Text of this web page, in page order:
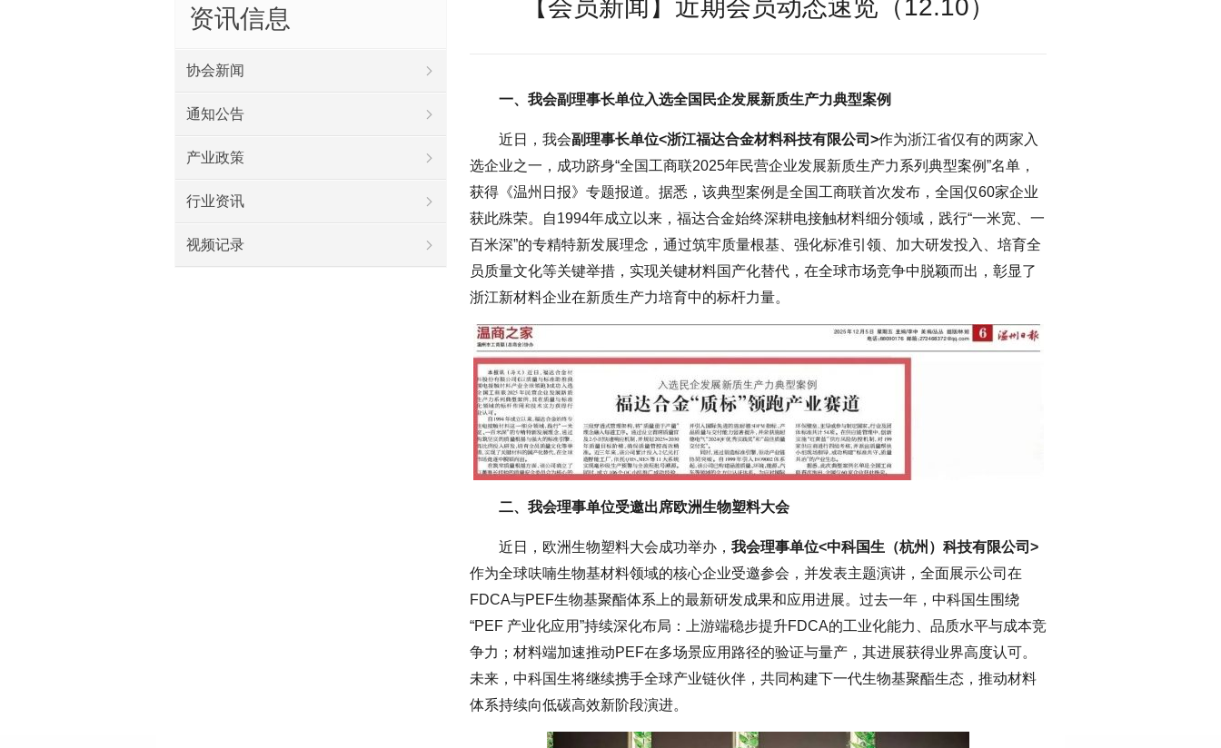
【会员新闻】近期会员动态速览（12.10）
一、我会副理事长单位入选全国民企发展新质生产力典型案例
近日，我会副理事长单位<浙江福达合金材料科技有限公司>作为浙江省仅有的两家入
选企业之一，成功跻身“全国工商联2025年民营企业发展新质生产力系列典型案例”名单，
获得《温州日报》专题报道。据悉，该典型案例是全国工商联首次发布，全国仅60家企业
获此殊荣。自1994年成立以来，福达合金始终深耕电接触材料细分领域，践行“一米宽、一
百米深”的专精特新发展理念，通过筑牢质量根基、强化标准引领、加大研发投入、培育全
员质量文化等关键举措，实现关键材料国产化替代，在全球市场竞争中脱颖而出，彰显了
浙江新材料企业在新质生产力培育中的标杆力量。
二、我会理事单位受邀出席欧洲生物塑料大会
近日，欧洲生物塑料大会成功举办， 我会理事单位<中科国生（杭州）科技有限公司>
作为全球呋喃生物基材料领域的核心企业受邀参会，并发表主题演讲，全面展示公司在
FDCA与PEF生物基聚酯体系上的最新研发成果和应用进展。过去一年，中科国生围绕
“PEF 产业化应用”持续深化布局：上游端稳步提升FDCA的工业化能力、品质水平与成本竞
争力；材料端加速推动PEF在多场景应用路径的验证与量产，其进展获得业界高度认可。
未来，中科国生将继续携手全球产业链伙伴，共同构建下一代生物基聚酯生态，推动材料
体系持续向低碳高效新阶段演进。
资讯信息
协会新闻
通知公告
产业政策
行业资讯
视频记录